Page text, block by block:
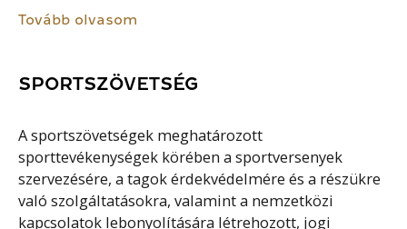
Tovább olvasom
SPORTSZÖVETSÉG
A sportszövetségek meghatározott
sporttevékenységek körében a sportversenyek
szervezésére, a tagok érdekvédelmére és a részükre
való szolgáltatásokra, valamint a nemzetközi
kapcsolatok lebonyolítására létrehozott, jogi